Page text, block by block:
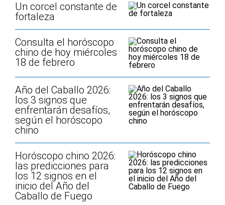
Un corcel constante de
fortaleza
Consulta el horóscopo
chino de hoy miércoles
18 de febrero
Año del Caballo 2026:
los 3 signos que
enfrentarán desafíos,
según el horóscopo
chino
Horóscopo chino 2026:
las predicciones para
los 12 signos en el
inicio del Año del
Caballo de Fuego